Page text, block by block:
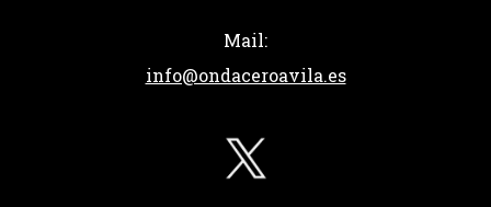
Mail:
info@ondaceroavila.es